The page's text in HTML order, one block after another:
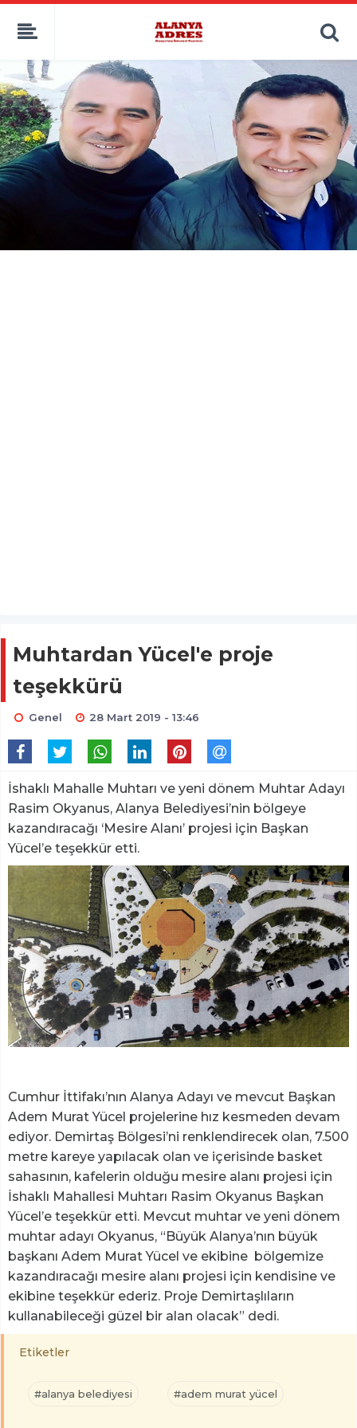
kaçak bahis
deneme bonusu
canlı bahis siteleri
deneme bonusu veren siteler
bahis siteleri
porno izle
Muhtardan Yücel'e proje
teşekkürü
Genel 28 Mart 2019 - 13:46
İshaklı Mahalle Muhtarı ve yeni dönem Muhtar Adayı
Rasim Okyanus, Alanya Belediyesi’nin bölgeye
kazandıracağı ‘Mesire Alanı’ projesi için Başkan
Yücel’e teşekkür etti.
Cumhur İttifakı’nın Alanya Adayı ve mevcut Başkan
Adem Murat Yücel projelerine hız kesmeden devam
ediyor. Demirtaş Bölgesi’ni renklendirecek olan, 7.500
metre kareye yapılacak olan ve içerisinde basket
sahasının, kafelerin olduğu mesire alanı projesi için
İshaklı Mahallesi Muhtarı Rasim Okyanus Başkan
Yücel’e teşekkür etti. Mevcut muhtar ve yeni dönem
muhtar adayı Okyanus, “Büyük Alanya’nın büyük
başkanı Adem Murat Yücel ve ekibine bölgemize
kazandıracağı mesire alanı projesi için kendisine ve
ekibine teşekkür ederiz. Proje Demirtaşlıların
kullanabileceği güzel bir alan olacak” dedi.
Etiketler
#alanya belediyesi #adem murat yücel